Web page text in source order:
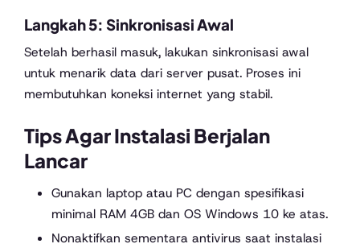
Langkah 5: Sinkronisasi Awal
Setelah berhasil masuk, lakukan sinkronisasi awal
untuk menarik data dari server pusat. Proses ini
membutuhkan koneksi internet yang stabil.
Tips Agar Instalasi Berjalan
Lancar
Gunakan laptop atau PC dengan spesifikasi
minimal RAM 4GB dan OS Windows 10 ke atas.
Nonaktifkan sementara antivirus saat instalasi